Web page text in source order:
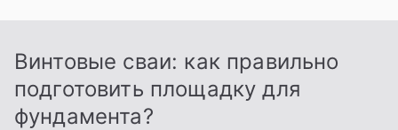
Винтовые сваи: как правильно
подготовить площадку для
фундамента?